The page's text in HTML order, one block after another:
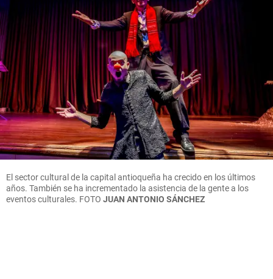
El sector cultural de la capital antioqueña ha crecido en los últimos
años. También se ha incrementado la asistencia de la gente a los
eventos culturales. FOTO JUAN ANTONIO SÁNCHEZ